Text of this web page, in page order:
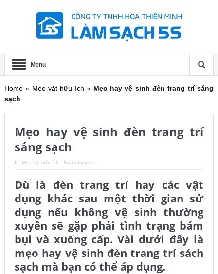
Menu
Home» Mẹo vặt hữu ích » Mẹo hay vệ sinh đèn trang trí sáng
sạch
Mẹo hay vệ sinh đèn trang trí
sáng sạch
In: Mẹo vặt hữu ích No Comments
Dù là đèn trang trí hay các vật
dụng khác sau một thời gian sử
dụng nếu không vệ sinh thường
xuyên sẽ gặp phải tình trạng bám
bụi và xuống cấp. Vài dưới đây là
mẹo hay vệ sinh đèn trang trí sách
sạch mà bạn có thể áp dụng.